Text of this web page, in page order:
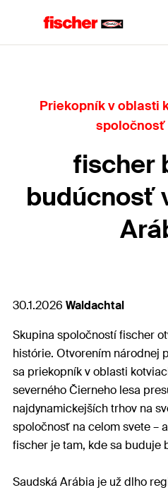
Priekopník v oblasti
spoločnosť
fischer
budúcnosť
30.1.2026 Waldachtal
Skupina spoločností fischer
histórie. Otvorením národnej
sa priekopník v oblasti
severného Čierneho lesa
najdynamickejších trhov na
spoločnosť na celom svete –
fischer je tam, kde sa buduje
Saudská Arábia je už dlho